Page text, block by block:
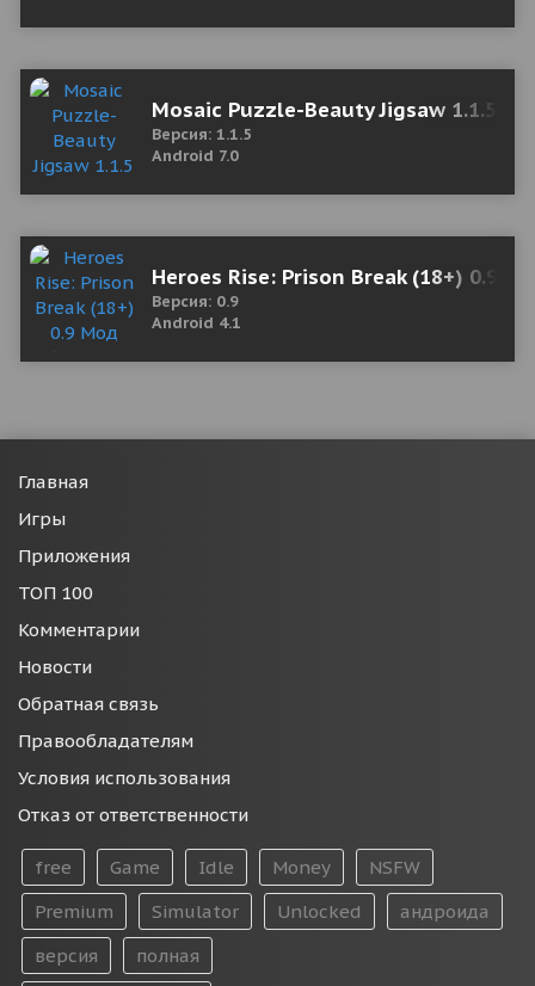
Mosaic Puzzle-Beauty Jigsaw 1.1.5
Версия: 1.1.5
Android 7.0
Heroes Rise: Prison Break (18+) 0.9
Версия: 0.9
Android 4.1
Главная
Игры
Приложения
ТОП 100
Комментарии
Новости
Обратная связь
Правообладателям
Условия использования
Отказ от ответственности
free Game Idle Money
NSFW
Premium
Simulator Unlocked
андроида
версия
полная